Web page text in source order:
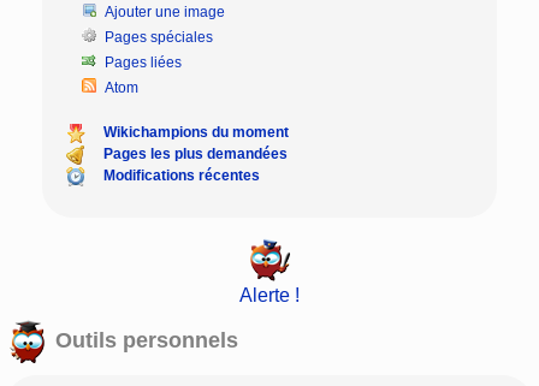
Ajouter une image
Pages spéciales
Pages liées
Atom
Wikichampions du moment
Pages les plus demandées
Modifications récentes
Alerte !
Outils personnels